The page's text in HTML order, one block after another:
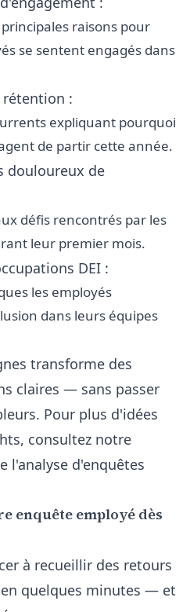
raisons pour
se sentent engagés dans
rétention :
expliquant pourquoi
de partir cette année.
douloureux de
défis rencontrés par les
leur premier mois.
DEI :
les employés
dans leurs équipes
transforme des
claires — sans passer
Pour plus d'idées
consultez notre
l'analyse d'enquêtes
enquête employé dès
à recueillir des retours
quelques minutes — et